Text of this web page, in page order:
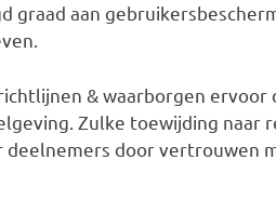
graad aan
& waarborgen
Zulke toewijding naar
door vertrouwen